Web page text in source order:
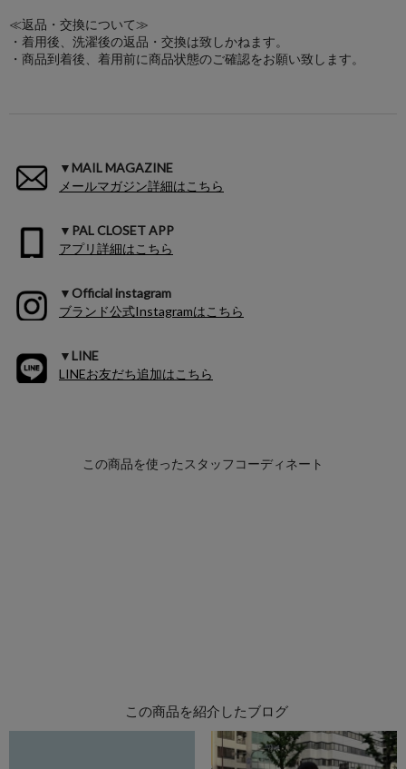
≪返品・交換について≫
・着用後、洗濯後の返品・交換は致しかねます。
・商品到着後、着用前に商品状態のご確認をお願い致します。
▼MAIL MAGAZINE
メールマガジン詳細はこちら
▼PAL CLOSET APP
アプリ詳細はこちら
▼Official instagram
ブランド公式Instagramはこちら
▼LINE
LINEお友だち追加はこちら
この商品を紹介したブログ